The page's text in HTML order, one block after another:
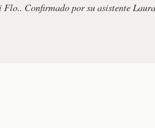
Flo.. Confirmado por su asistente Laura